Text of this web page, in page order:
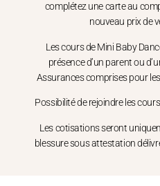
complétez une carte au
nouveau prix de
Les cours de Mini Baby
présence d’un parent ou
Assurances comprises pour
Possibilité de rejoindre les
Les cotisations seront
blessure sous attestation